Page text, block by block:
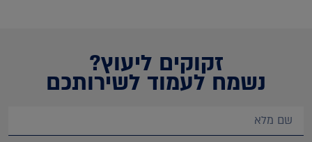
זקוקים ליעוץ?
נשמח לעמוד לשירותכם